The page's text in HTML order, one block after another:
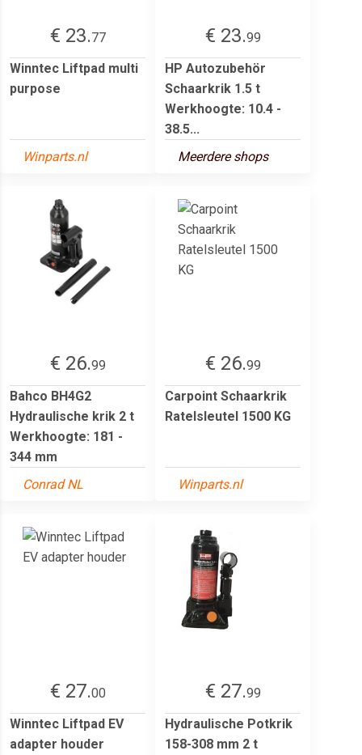
€ 23.77
Winntec Liftpad multi
purpose
Winparts.nl
€ 23.99
HP Autozubehör
Schaarkrik 1.5 t
Werkhoogte: 10.4 -
38.5...
Meerdere shops
€ 26.99
Bahco BH4G2
Hydraulische krik 2 t
Werkhoogte: 181 -
344 mm
Conrad NL
€ 26.99
Carpoint Schaarkrik
Ratelsleutel 1500 KG
Winparts.nl
€ 27.00
Winntec Liftpad EV
adapter houder
€ 27.99
Hydraulische Potkrik
158-308 mm 2 t